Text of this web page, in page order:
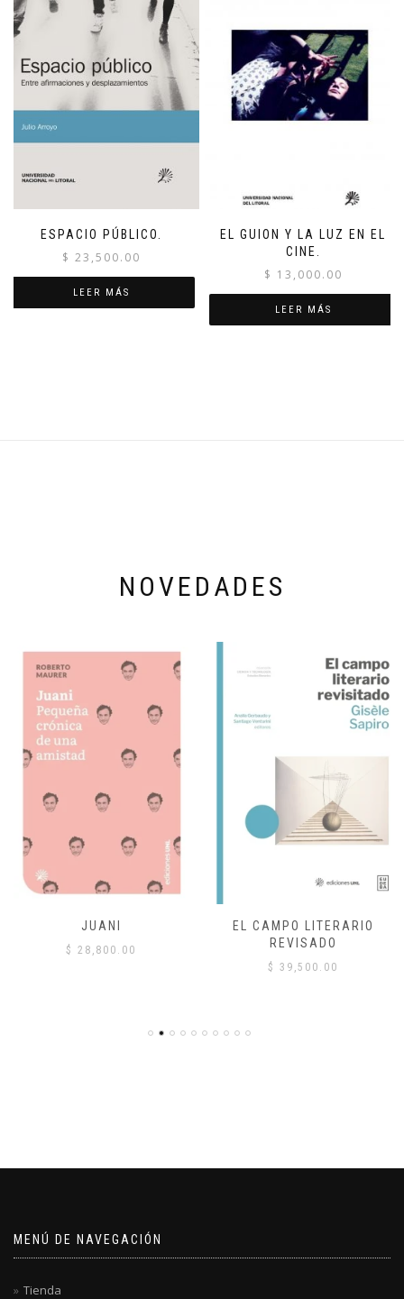
ESPACIO PÚBLICO.
$ 23,500.00
LEER MÁS
EL GUION Y LA LUZ EN EL
CINE.
$ 13,000.00
LEER MÁS
NOVEDADES
JUANI
$ 28,800.00
EL CAMPO LITERARIO
REVISADO
$ 39,500.00
MENÚ DE NAVEGACIÓN
Tienda